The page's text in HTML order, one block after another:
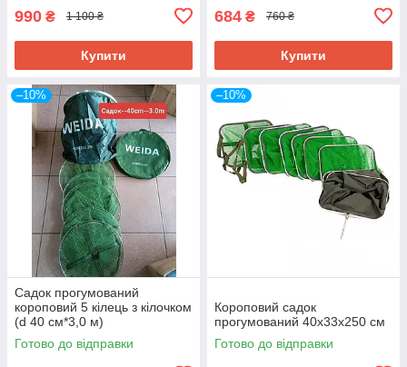
990 ₴ 1 100 ₴
Купити
684 ₴ 760 ₴
Купити
–10%
Садок прогумований
короповий 5 кілець з кілочком
(d 40 см*3,0 м)
Готово до відправки
–10%
Короповий садок
прогумований 40х33х250 см
Готово до відправки